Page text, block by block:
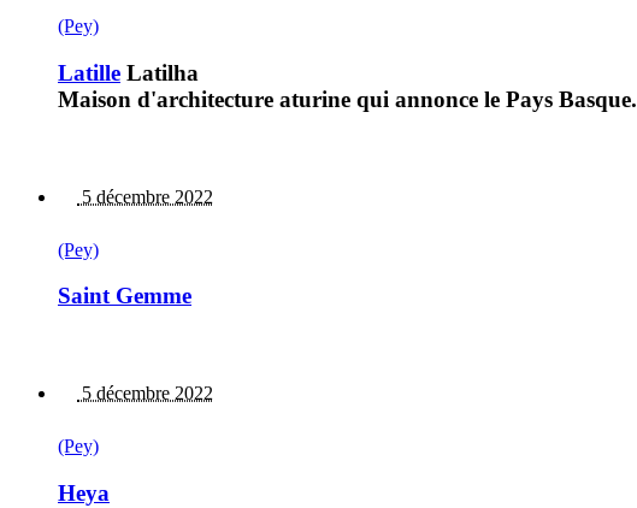
(Pey)
Latille Latilha
Maison d'architecture aturine qui annonce le Pays Basque.
5 décembre 2022
(Pey)
Saint Gemme
5 décembre 2022
(Pey)
Heya